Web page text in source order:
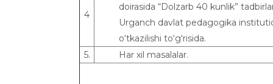
4
doirasida “Dolzarb 40 kunlik”
Urganch davlat pedagogika
o‘tkazilishi to‘g‘risida.
5.
Har xil masalalar.